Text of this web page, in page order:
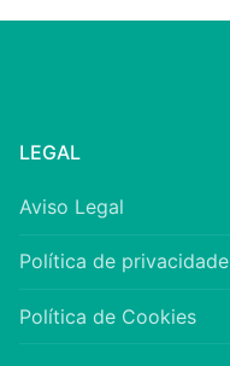
LEGAL
Aviso Legal
Política de privacidade
Política de Cookies